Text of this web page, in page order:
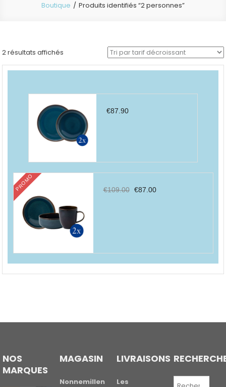
Boutique Produits identifiés “2 personnes”
2 résultats affichés
par
€87.90
PROMO €109.00 Le
€87.00Le
NOS
MARQUES
MAGASIN
Nonnemillen
LIVRAISONS
Les